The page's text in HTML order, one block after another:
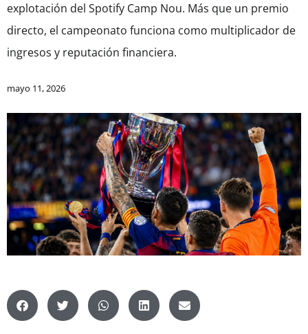
explotación del Spotify Camp Nou. Más que un premio
directo, el campeonato funciona como multiplicador de
ingresos y reputación financiera.
mayo 11, 2026